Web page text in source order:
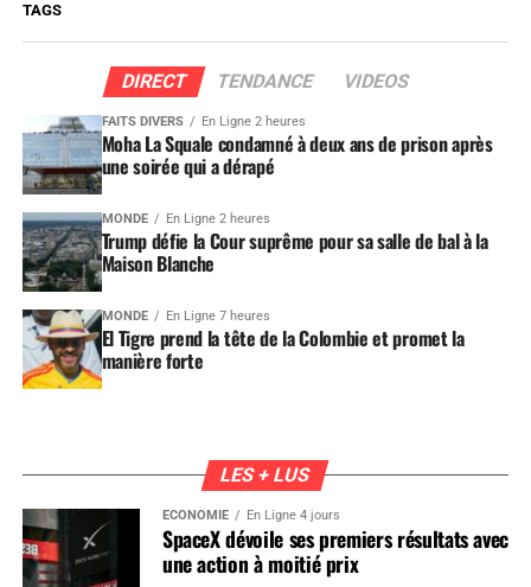
TAGS
DIRECT TENDANCE VIDEOS
FAITS DIVERS En Ligne 2 heures
Moha La Squale condamné à deux ans de prison après
une soirée qui a dérapé
MONDE En Ligne 2 heures
Trump défie la Cour suprême pour sa salle de bal à la
Maison Blanche
MONDE En Ligne 7 heures
El Tigre prend la tête de la Colombie et promet la
manière forte
LES + LUS
ÉCONOMIE En Ligne 4 jours
SpaceX dévoile ses premiers résultats avec
une action à moitié prix